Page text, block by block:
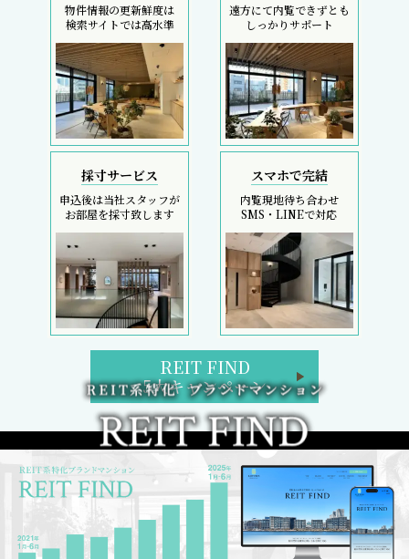
物件情報の更新鮮度は
検索サイトでは高水準
遠方にて内覧できずとも
しっかりサポート
採寸サービス
申込後は当社スタッフが
お部屋を採寸致します
スマホで完結
内覧現地待ち合わせ
SMS・LINEで対応
REIT FIND
5大キャンペーン